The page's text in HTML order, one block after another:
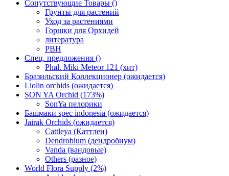
Сопутствующие Товары ()
Грунты для растений
Уход за растениями
Горшки для Орхидей
литература
РВН
Спец. предложения ()
Phal. Miki Meteor 121 (хит)
Бразильский Коллекционер (ожидается)
Liolin orchids (ожидается)
SON YA Orchid (173%)
SonYa пелорики
Башмаки spec indonesia (ожидается)
Jairak Orchids (ожидается)
Cattleya (Каттлеи)
Dendrobium (дендробиум)
Vanda (вандовые)
Others (разное)
World Flora Supply (2%)